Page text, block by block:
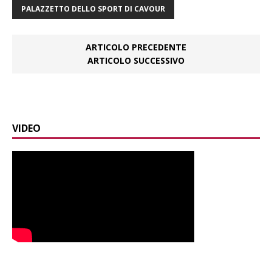
PALAZZETTO DELLO SPORT DI CAVOUR
ARTICOLO PRECEDENTE
ARTICOLO SUCCESSIVO
VIDEO